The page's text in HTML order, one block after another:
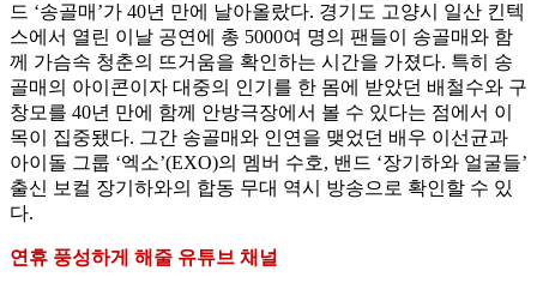
드 ‘송골매’가 40년 만에 날아올랐다. 경기도 고양시 일산 킨텍
스에서 열린 이날 공연에 총 5000여 명의 팬들이 송골매와 함
께 가슴속 청춘의 뜨거움을 확인하는 시간을 가졌다. 특히 송
골매의 아이콘이자 대중의 인기를 한 몸에 받았던 배철수와 구
창모를 40년 만에 함께 안방극장에서 볼 수 있다는 점에서 이
목이 집중됐다. 그간 송골매와 인연을 맺었던 배우 이선균과
아이돌 그룹 ‘엑소’(EXO)의 멤버 수호, 밴드 ‘장기하와 얼굴들’
출신 보컬 장기하와의 합동 무대 역시 방송으로 확인할 수 있
다.
연휴 풍성하게 해줄 유튜브 채널